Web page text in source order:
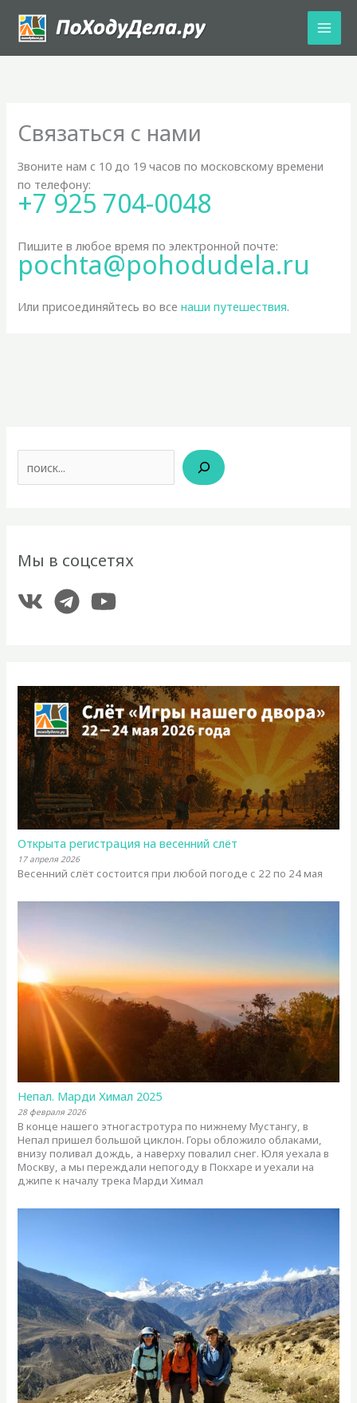
содержимому
Связаться с нами
Звоните нам с 10 до 19 часов по московскому времени
по телефону:
+7 925 704-0048
Пишите в любое время по электронной почте:
pochta@pohodudela.ru
Или присоединяйтесь во всенаши путешествия.
Мы в соцсетях
Открыта регистрация на весенний слёт
17 апреля 2026
Весенний слёт состоится при любой погоде с 22 по 24 мая
Непал. Марди Химал 2025
28 февраля 2026
В конце нашего этногастротура по нижнему Мустангу, в
Непал пришел большой циклон. Горы обложило облаками,
внизу поливал дождь, а наверху повалил снег. Юля уехала в
Москву, а мы переждали непогоду в Покхаре и уехали на
джипе к началу трека Марди Химал